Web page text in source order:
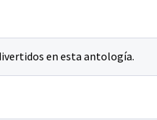
en esta antología.